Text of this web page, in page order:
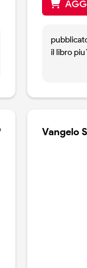
il libro
e` il suo
nel
del
di
private -
in un
totale
Vangelo